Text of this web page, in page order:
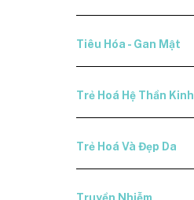
Tiêu Hóa - Gan Mật
Trẻ Hoá Hệ Thần Kinh
Trẻ Hoá Và Đẹp Da